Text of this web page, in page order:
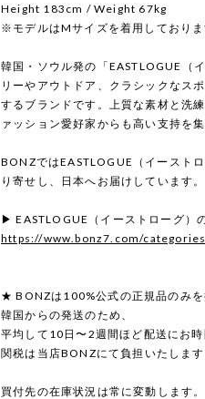
Height 183cm / Weight 67kg
※モデルはMサイズを着用しておりま
韓国・ソウル発の「EASTLOGUE（
リーやアウトドア、クラシックなス
するブランドです。上質な素材と洗
ァッション愛好家からも高い支持を集
BONZではEASTLOGUE（イースト
り寄せし、日本へお届けしています。
▶ EASTLOGUE（イーストローグ）
https://www.bonz7.com/
★ BONZは100%公式の正規品のみを
韓国からの発送のため、
平均して10日〜2週間ほど配送にお時
関税は当店BONZにて負担いたします
買付先の在庫状況は常に変動します。